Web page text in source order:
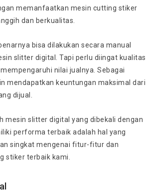
memanfaatkan mesin cutting stiker
dan berkualitas.
bisa dilakukan secara manual
slitter digital. Tapi perlu diingat kualitas
nilai jualnya. Sebagai
mendapatkan keuntungan maksimal dari
dijual.
mesin slitter digital yang dibekali dengan
performa terbaik adalah hal yang
singkat mengenai fitur-fitur dan
stiker terbaik kami.